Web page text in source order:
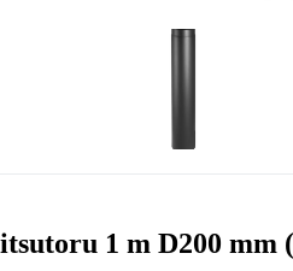
1 m D200 mm